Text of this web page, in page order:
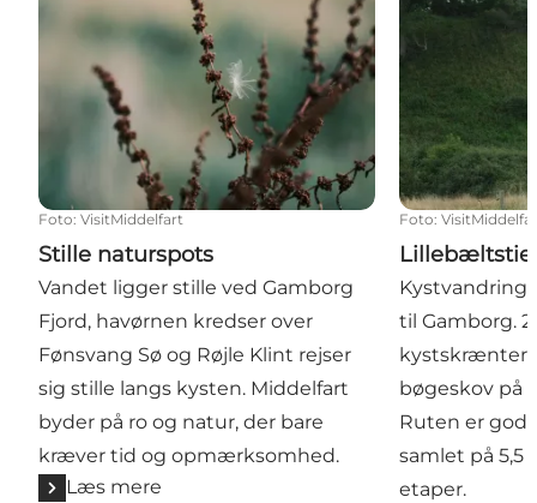
Foto: VisitMiddelfart
Stille naturspots
Vandet ligger stille ved Gamborg
Fjord, havørnen kredser over
Fønsvang Sø og Røjle Klint rejser
sig stille langs kysten. Middelfart
byder på ro og natur, der bare
kræver tid og opmærksomhed.
Læs mere
Foto:
Kystvandring
til Gamborg.
kystskrænter,
bøgeskov på
Ruten er
samlet på 5,5
etaper.